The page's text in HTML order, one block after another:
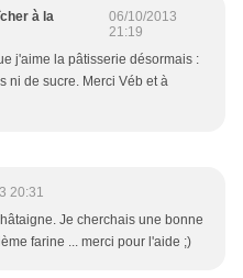
à la
06/10/2013
21:19
j'aime la pâtisserie désormais :
ni de sucre. Merci Véb et à
20:31
Je cherchais une bonne
farine ... merci pour l'aide ;)